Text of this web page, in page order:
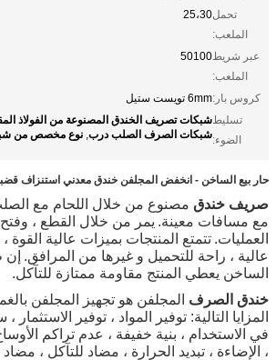
تحمل
الملعب:
25،30
عبر شريط
الملعب:
50100
كروس بار:6mm تويست ستيل
تسليط
الضوء:
شبكات تصريف الخندق المصنوعة من الفولاذ
شبكات الصرف الصلب درب, نوع مخصص من
حار بيع الساخن - انخفض المجلفن خندق معدني استنزاف
صريف خندق مصنوع من خلال اللحام مع
مع مسافات معينة. يمر من خلال القطع ،
العمليات. تتمتع المنتجات بميزات عالية
عالية ، راحة للتحميل و غيرها من المرافق.
الساخن يعطي المنتج مقاومة ممتازة للتآكل.
خندق الصرف المجلفن هو تجهيز المجلفن
المزايا التالية: توفير المواد ، توفير الاستثمار
في الاستخدام ، بنية خفيفة ، عدم تراكم الأوساخ
، الإضاءة ، تبديد الحرارة ، مضاد للتآكل ،